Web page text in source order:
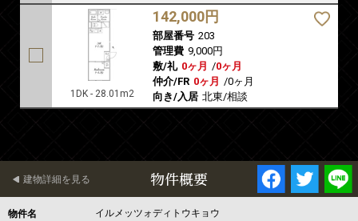
1DK - 28.01m2
142,000円
部屋番号 203
管理費 9,000円
敷/礼 0ヶ月 /0ヶ月
仲介/FR 0ヶ月 /0ヶ月
向き/入居 北東/相談
物件概要
建物詳細を見る
物件名 イルメッツォディトウキョウ